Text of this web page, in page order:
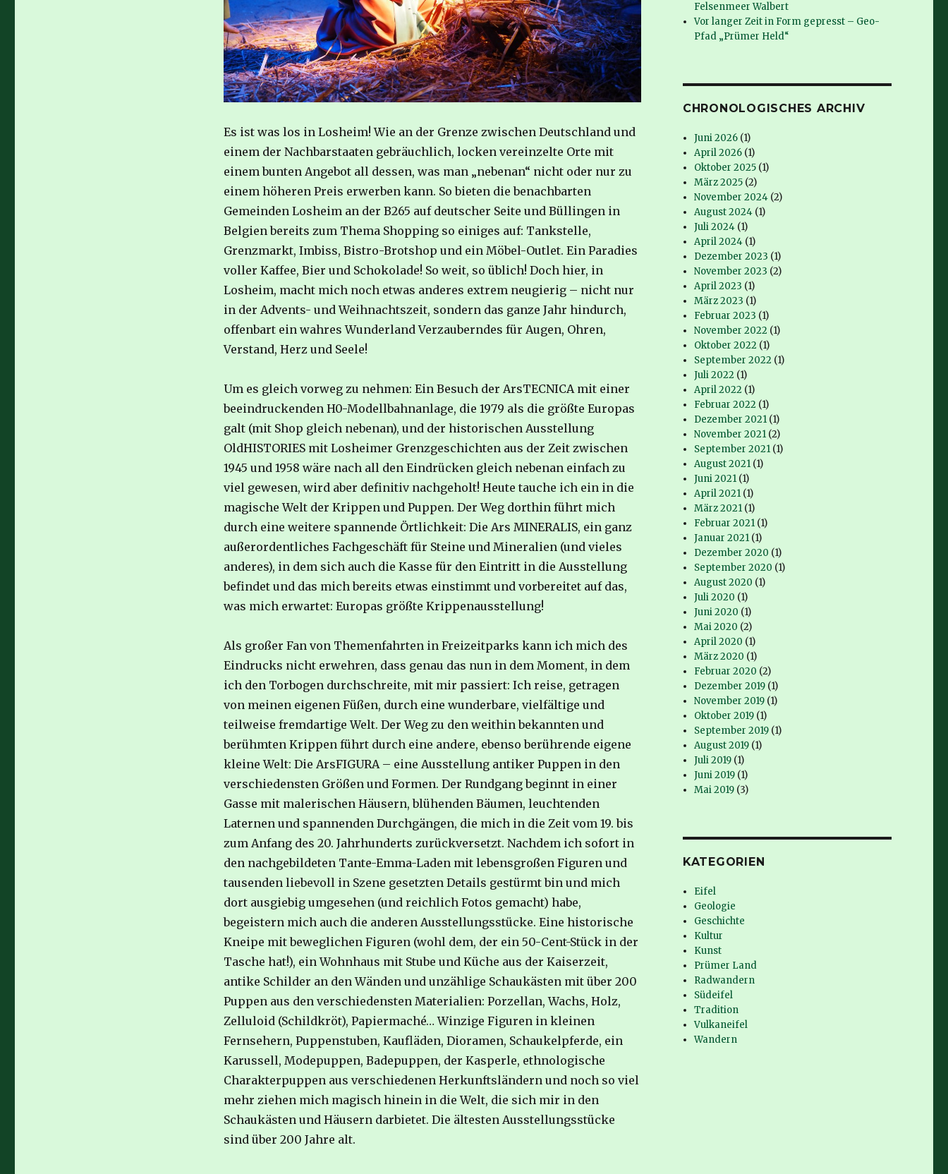
Es ist was los in Losheim! Wie an der Grenze zwischen Deutschland und
einem der Nachbarstaaten gebräuchlich, locken vereinzelte Orte mit
einem bunten Angebot all dessen, was man „nebenan“ nicht oder nur zu
einem höheren Preis erwerben kann. So bieten die benachbarten
Gemeinden Losheim an der B265 auf deutscher Seite und Büllingen in
Belgien bereits zum Thema Shopping so einiges auf: Tankstelle,
Grenzmarkt, Imbiss, Bistro-Brotshop und ein Möbel-Outlet. Ein Paradies
voller Kaffee, Bier und Schokolade! So weit, so üblich! Doch hier, in
Losheim, macht mich noch etwas anderes extrem neugierig – nicht nur
in der Advents- und Weihnachtszeit, sondern das ganze Jahr hindurch,
offenbart ein wahres Wunderland Verzauberndes für Augen, Ohren,
Verstand, Herz und Seele!
Um es gleich vorweg zu nehmen: Ein Besuch der ArsTECNICA mit einer
beeindruckenden H0-Modellbahnanlage, die 1979 als die größte Europas
galt (mit Shop gleich nebenan), und der historischen Ausstellung
OldHISTORIES mit Losheimer Grenzgeschichten aus der Zeit zwischen
1945 und 1958 wäre nach all den Eindrücken gleich nebenan einfach zu
viel gewesen, wird aber definitiv nachgeholt! Heute tauche ich ein in die
magische Welt der Krippen und Puppen. Der Weg dorthin führt mich
durch eine weitere spannende Örtlichkeit: Die Ars MINERALIS, ein ganz
außerordentliches Fachgeschäft für Steine und Mineralien (und vieles
anderes), in dem sich auch die Kasse für den Eintritt in die Ausstellung
befindet und das mich bereits etwas einstimmt und vorbereitet auf das,
was mich erwartet: Europas größte Krippenausstellung!
Als großer Fan von Themenfahrten in Freizeitparks kann ich mich des
Eindrucks nicht erwehren, dass genau das nun in dem Moment, in dem
ich den Torbogen durchschreite, mit mir passiert: Ich reise, getragen
von meinen eigenen Füßen, durch eine wunderbare, vielfältige und
teilweise fremdartige Welt. Der Weg zu den weithin bekannten und
berühmten Krippen führt durch eine andere, ebenso berührende eigene
kleine Welt: Die ArsFIGURA – eine Ausstellung antiker Puppen in den
verschiedensten Größen und Formen. Der Rundgang beginnt in einer
Gasse mit malerischen Häusern, blühenden Bäumen, leuchtenden
Laternen und spannenden Durchgängen, die mich in die Zeit vom 19. bis
zum Anfang des 20. Jahrhunderts zurückversetzt. Nachdem ich sofort in
den nachgebildeten Tante-Emma-Laden mit lebensgroßen Figuren und
tausenden liebevoll in Szene gesetzten Details gestürmt bin und mich
dort ausgiebig umgesehen (und reichlich Fotos gemacht) habe,
begeistern mich auch die anderen Ausstellungsstücke. Eine historische
Kneipe mit beweglichen Figuren (wohl dem, der ein 50-Cent-Stück in der
Tasche hat!), ein Wohnhaus mit Stube und Küche aus der Kaiserzeit,
antike Schilder an den Wänden und unzählige Schaukästen mit über 200
Puppen aus den verschiedensten Materialien: Porzellan, Wachs, Holz,
Zelluloid (Schildkröt), Papiermaché… Winzige Figuren in kleinen
Fernsehern, Puppenstuben, Kaufläden, Dioramen, Schaukelpferde, ein
Karussell, Modepuppen, Badepuppen, der Kasperle, ethnologische
Charakterpuppen aus verschiedenen Herkunftsländern und noch so viel
mehr ziehen mich magisch hinein in die Welt, die sich mir in den
Schaukästen und Häusern darbietet. Die ältesten Ausstellungsstücke
sind über 200 Jahre alt.
Felsenmeer Walbert
Vor langer Zeit in Form gepresst – Geo-
Pfad „Prümer Held“
CHRONOLOGISCHES ARCHIV
Juni 2026 (1)
April 2026 (1)
Oktober 2025 (1)
März 2025 (2)
November 2024 (2)
August 2024 (1)
Juli 2024 (1)
April 2024 (1)
Dezember 2023 (1)
November 2023 (2)
April 2023 (1)
März 2023 (1)
Februar 2023 (1)
November 2022 (1)
Oktober 2022 (1)
September 2022 (1)
Juli 2022 (1)
April 2022 (1)
Februar 2022 (1)
Dezember 2021 (1)
November 2021 (2)
September 2021 (1)
August 2021 (1)
Juni 2021 (1)
April 2021 (1)
März 2021 (1)
Februar 2021 (1)
Januar 2021 (1)
Dezember 2020 (1)
September 2020 (1)
August 2020 (1)
Juli 2020 (1)
Juni 2020 (1)
Mai 2020 (2)
April 2020 (1)
März 2020 (1)
Februar 2020 (2)
Dezember 2019 (1)
November 2019 (1)
Oktober 2019 (1)
September 2019 (1)
August 2019 (1)
Juli 2019 (1)
Juni 2019 (1)
Mai 2019 (3)
KATEGORIEN
Eifel
Geologie
Geschichte
Kultur
Kunst
Prümer Land
Radwandern
Südeifel
Tradition
Vulkaneifel
Wandern